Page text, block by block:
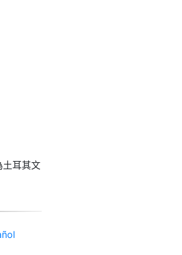
耳其文